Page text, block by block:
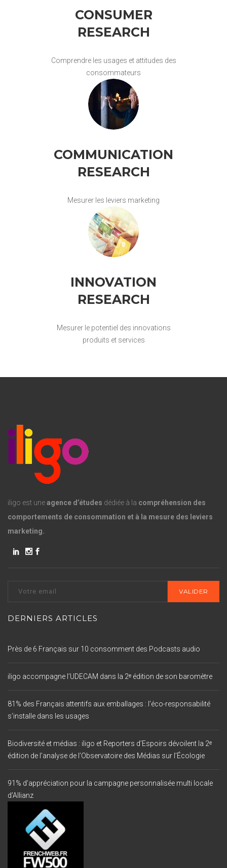
CONSUMER
RESEARCH
Comprendre les usages et attitudes des
consommateurs
COMMUNICATION
RESEARCH
Mesurer les leviers marketing
INNOVATION
RESEARCH
Mesurer le potentiel des innovations
produits et services
iligo est uneagence d’études dédiée à la compréhension des
comportements de consommation et à la mesure des leviers
marketing.
DERNIERS ARTICLES
Près de 6 Français sur 10 consomment des Podcasts audio
iligo accompagne l’UDECAM dans la 2ᵉ édition de son baromètre
81% des Français attentifs aux emballages : l’éco-responsabilité
s’installe dans les usages
Biodiversité et médias : iligo et Reporters d’Espoirs dévoilent la 2ᵉ
édition de l’analyse de l’Observatoire des Médias sur l’Écologie
91% d’appréciation pour la campagne personnalisée multi locale
d’Allianz